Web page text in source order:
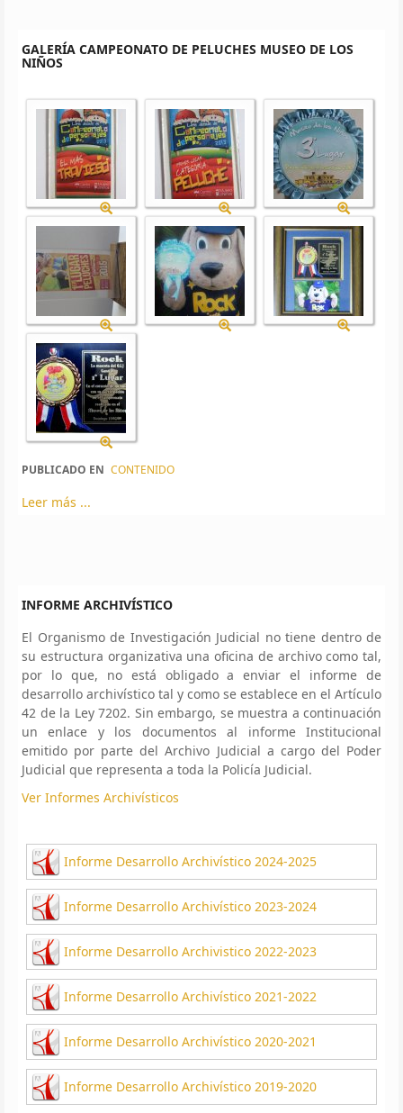
GALERÍA CAMPEONATO DE PELUCHES MUSEO DE LOS
NIÑOS
PUBLICADO EN CONTENIDO
Leer más ...
INFORME ARCHIVÍSTICO
El Organismo de Investigación Judicial no tiene dentro de
su estructura organizativa una oficina de archivo como tal,
por lo que, no está obligado a enviar el informe de
desarrollo archivístico tal y como se establece en el Artículo
42 de la Ley 7202. Sin embargo, se muestra a continuación
un enlace y los documentos al informe Institucional
emitido por parte del Archivo Judicial a cargo del Poder
Judicial que representa a toda la Policía Judicial.
Ver Informes Archivísticos
Informe Desarrollo Archivístico 2024-2025
Informe Desarrollo Archivístico 2023-2024
Informe Desarrollo Archivistico 2022-2023
Informe Desarrollo Archivístico 2021-2022
Informe Desarrollo Archivístico 2020-2021
Informe Desarrollo Archivístico 2019-2020